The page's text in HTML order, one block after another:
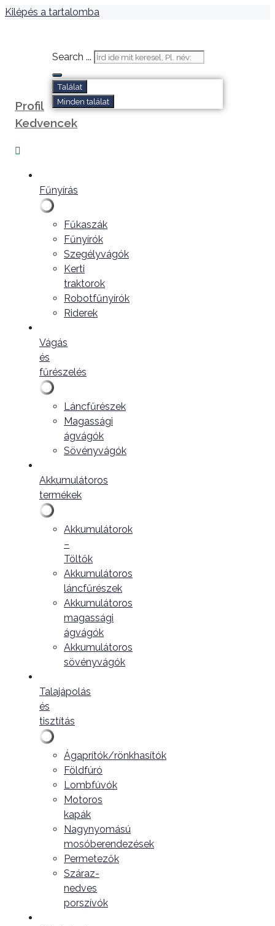
Kilépés a tartalomba
Search ...
Találat
Minden találat
Profil
Kedvencek
Fűnyírás
Fűkaszák
Fűnyírók
Szegélyvágók
Kerti
traktorok
Robotfűnyírók
Riderek
Vágás
és
fűrészelés
Láncfűrészek
Magassági
ágvágók
Sövényvágók
Akkumulátoros
termékek
Akkumulátorok
–
Töltők
Akkumulátoros
láncfűrészek
Akkumulátoros
magassági
ágvágók
Akkumulátoros
sövényvágók
Talajápolás
és
tisztítás
Ágaprítók/rönkhasítók
Földfúró
Lombfúvók
Motoros
kapák
Nagynyomású
mosóberendezések
Permetezők
Száraz-
nedves
porszívók